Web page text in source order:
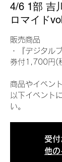
4/6 1部 吉
ロマイド
販売商品
・『デジタル
券付1,700円(
商品やイベン
以下イベント
い。
受
他